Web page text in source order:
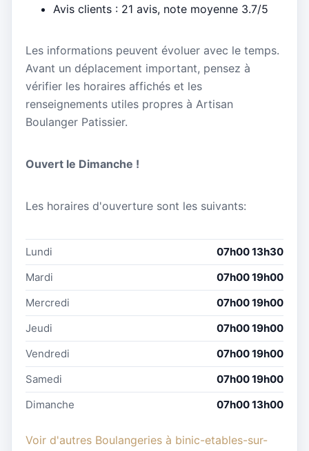
Avis clients : 21 avis, note moyenne 3.7/5
Les informations peuvent évoluer avec le temps.
Avant un déplacement important, pensez à
vérifier les horaires affichés et les
renseignements utiles propres à Artisan
Boulanger Patissier.
Ouvert le Dimanche !
Les horaires d'ouverture sont les suivants:
Lundi
07h00 13h30
Mardi
07h00 19h00
Mercredi
07h00 19h00
Jeudi
07h00 19h00
Vendredi
07h00 19h00
Samedi
07h00 19h00
Dimanche
07h00 13h00
Voir d'autres Boulangeries à binic-etables-sur-